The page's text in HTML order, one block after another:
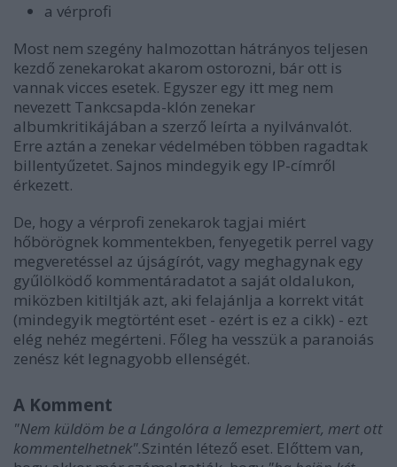
a vérprofi
Most nem szegény halmozottan hátrányos teljesen
kezdő zenekarokat akarom ostorozni, bár ott is
vannak vicces esetek. Egyszer egy itt meg nem
nevezett Tankcsapda-klón zenekar
albumkritikájában a szerző leírta a nyilvánvalót.
Erre aztán a zenekar védelmében többen ragadtak
billentyűzetet. Sajnos mindegyik egy IP-címről
érkezett.
De, hogy a vérprofi zenekarok tagjai miért
hőbörögnek kommentekben, fenyegetik perrel vagy
megveretéssel az újságírót, vagy meghagynak egy
gyűlölködő kommentáradatot a saját oldalukon,
miközben kitiltják azt, aki felajánlja a korrekt vitát
(mindegyik megtörtént eset - ezért is ez a cikk) - ezt
elég nehéz megérteni. Főleg ha vesszük a paranoiás
zenész két legnagyobb ellenségét.
A Komment
"Nem küldöm be a Lángolóra a lemezpremiert, mert ott
kommentelhetnek".Szintén létező eset. Előttem van,